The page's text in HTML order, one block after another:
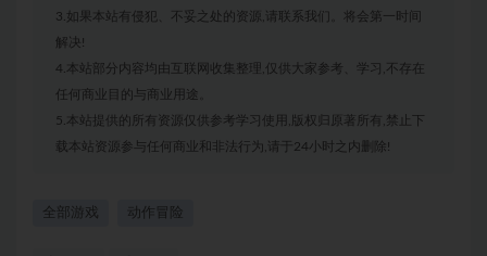
3.如果本站有侵犯、不妥之处的资源,请联系我们。将会第一时间
解决!
4.本站部分内容均由互联网收集整理,仅供大家参考、学习,不存在
任何商业目的与商业用途。
5.本站提供的所有资源仅供参考学习使用,版权归原著所有,禁止下
载本站资源参与任何商业和非法行为,请于24小时之内删除!
全部游戏 动作冒险